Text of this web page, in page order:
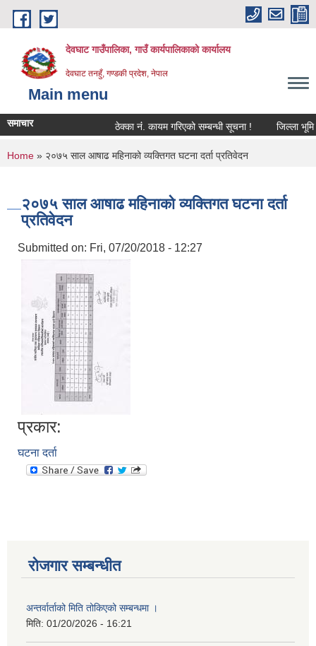
Skip to main content
देवघाट गाउँपालिका, गाउँ कार्यपालिकाको कार्यालय
देवघाट तनहुँ, गण्डकी प्रदेश, नेपाल
Main menu
समाचार ठेक्का नंं. कायम गरिएको सम्बन्धी सूचना ! जिल्ला भूमि
You are here
Home » २०७५ साल आषाढ महिनाको व्यक्तिगत घटना दर्ता प्रतिवेदन
२०७५ साल आषाढ महिनाको व्यक्तिगत घटना दर्ता
प्रतिवेदन
Submitted on: Fri, 07/20/2018 - 12:27
प्रकार:
घटना दर्ता
रोजगार सम्बन्धीत
अन्तर्वार्ताको मिति तोकिएको सम्बन्धमा ।
मिति: 01/20/2026 - 16:21